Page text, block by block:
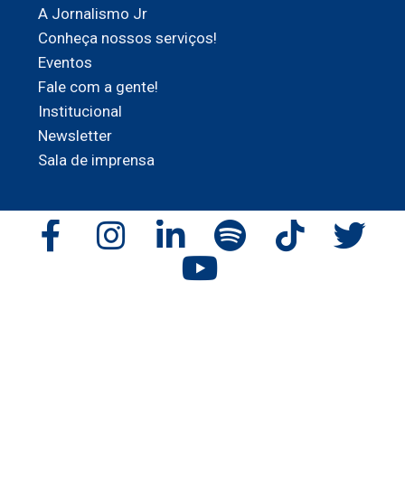
A Jornalismo Jr
Conheça nossos serviços!
Eventos
Fale com a gente!
Institucional
Newsletter
Sala de imprensa